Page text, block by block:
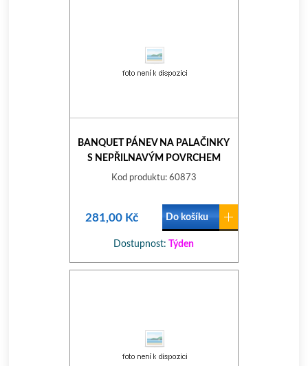
BANQUET PÁNEV NA PALAČINKY
S NEPŘILNAVÝM POVRCHEM
METALLIC PLATINUM 24 X 1,6 CM
Kod produktu: 60873
281,00 Kč Do košíku
Dostupnost: Týden